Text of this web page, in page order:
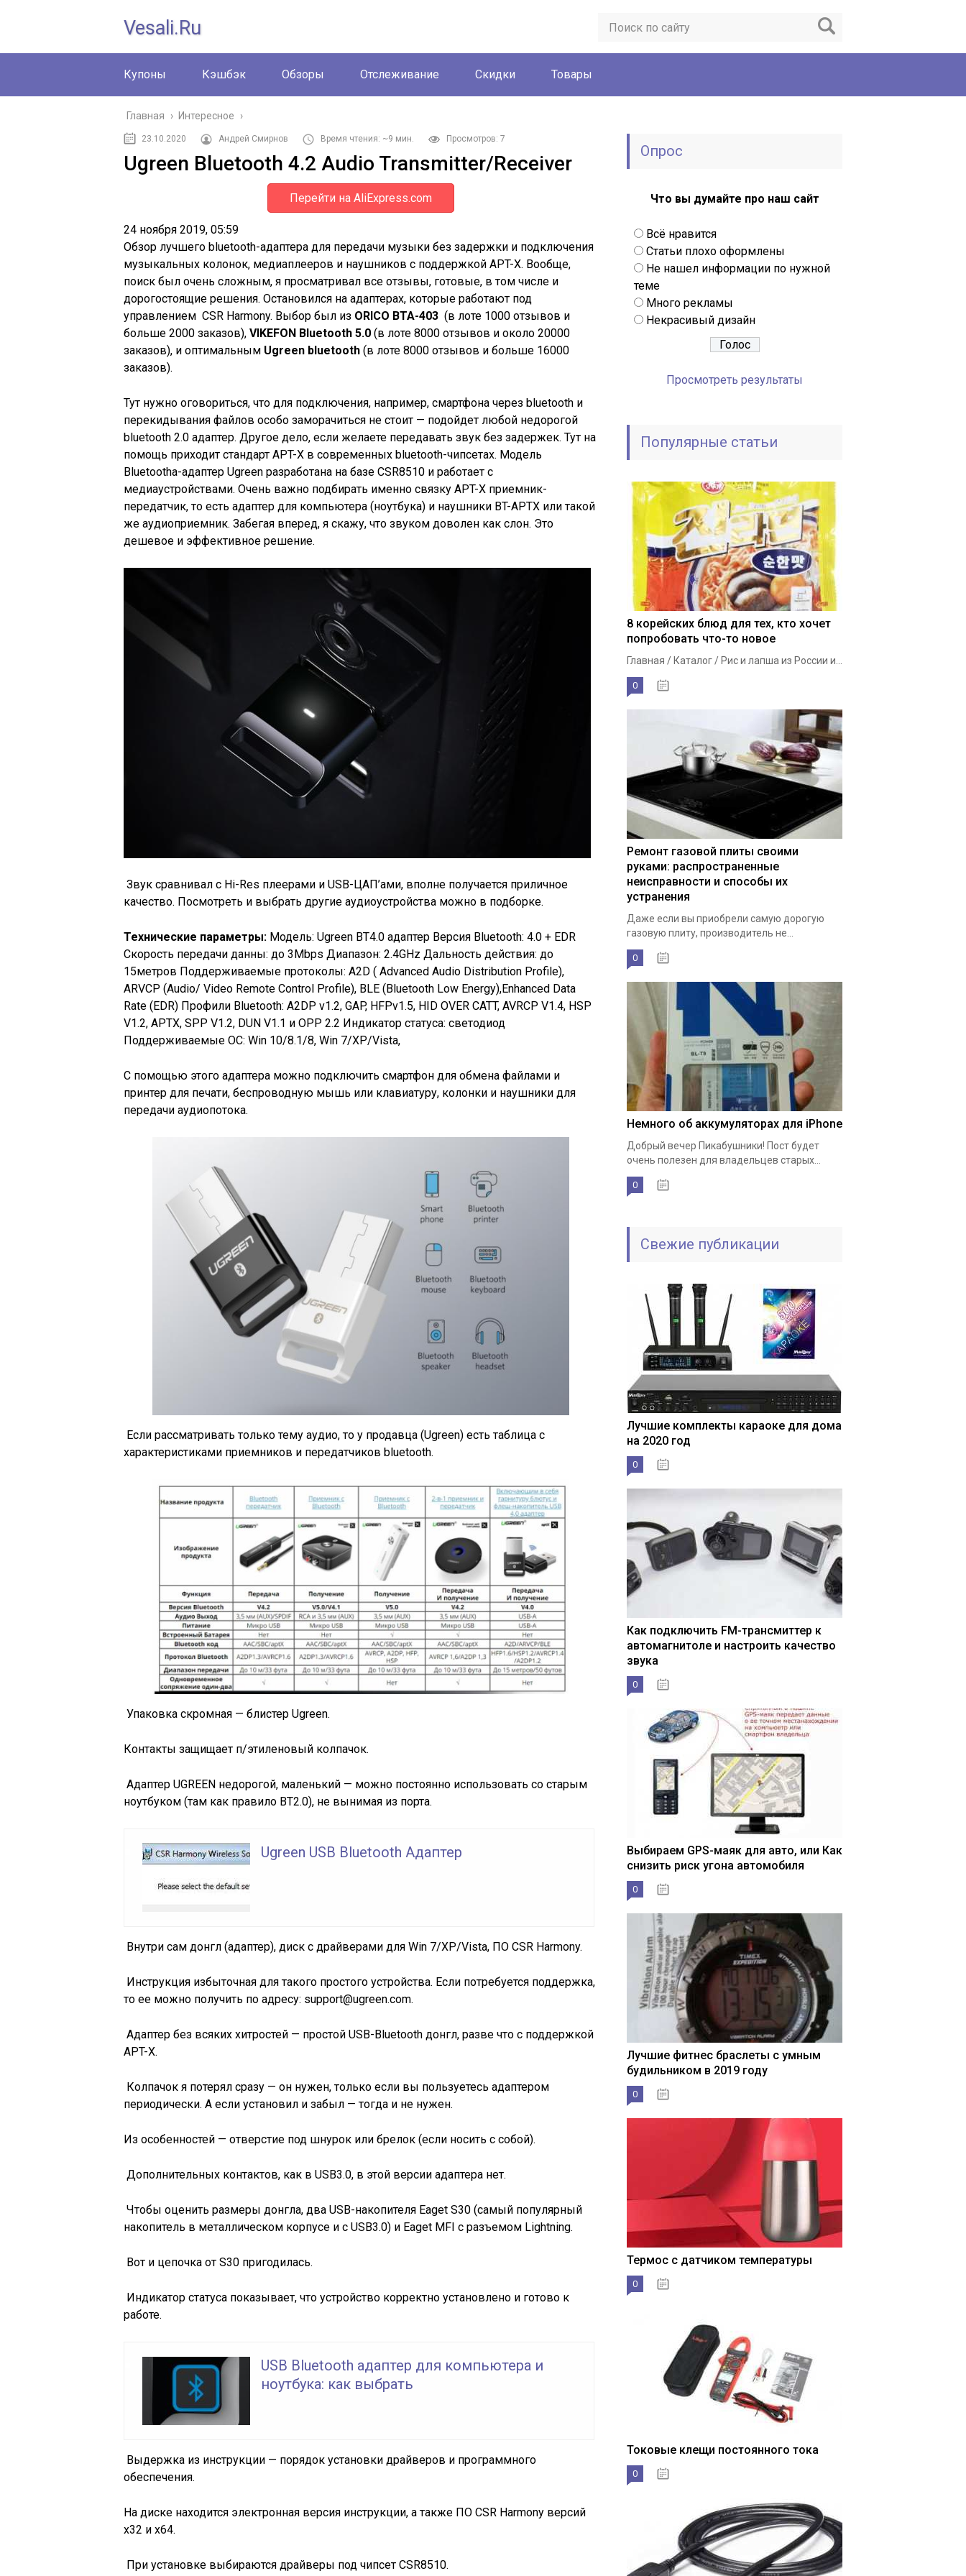
Vesali.ru
Купоны Кэшбэк Обзоры Отслеживание Скидки Товары
Главная › Интересное ›
23.10.2020 Андрей Смирнов Время чтения: ~9 мин. Просмотров: 7
Ugreen Bluetooth 4.2 Audio Transmitter/Receiver
Перейти на AliExpress.com
24 ноября 2019, 05:59
Обзор лучшего bluetooth-адаптера для передачи музыки без задержки и подключения
музыкальных колонок, медиаплееров и наушников с поддержкой APT-X. Вообще,
поиск был очень сложным, я просматривал все отзывы, готовые, в том числе и
дорогостоящие решения. Остановился на адаптерах, которые работают под
управлением CSR Harmony. Выбор был из ORICO BTA-403 (в лоте 1000 отзывов и
больше 2000 заказов), VIKEFON Bluetooth 5.0 (в лоте 8000 отзывов и около 20000
заказов), и оптимальным Ugreen bluetooth (в лоте 8000 отзывов и больше 16000
заказов).
Тут нужно оговориться, что для подключения, например, смартфона через bluetooth и
перекидывания файлов особо заморачиться не стоит — подойдет любой недорогой
bluetooth 2.0 адаптер. Другое дело, если желаете передавать звук без задержек. Тут на
помощь приходит стандарт APT-X в современных bluetooth-чипсетах. Модель
Bluetoothа-адаптер Ugreen разработана на базе CSR8510 и работает с
медиаустройствами. Очень важно подбирать именно связку APT-X приемник-
передатчик, то есть адаптер для компьютера (ноутбука) и наушники BT-APTX или такой
же аудиоприемник. Забегая вперед, я скажу, что звуком доволен как слон. Это
дешевое и эффективное решение.
Звук сравнивал с Hi-Res плеерами и USB-ЦАП’ами, вполне получается приличное
качество. Посмотреть и выбрать другие аудиоустройства можно в подборке.
Технические параметры: Модель: Ugreen BT4.0 адаптер Версия Bluetooth: 4.0 + EDR
Скорость передачи данны: до 3Mbps Диапазон: 2.4GHz Дальность действия: до
15метров Поддерживаемые протоколы: A2D ( Advanced Audio Distribution Profile),
ARVCP (Audio/ Video Remote Control Profile), BLE (Bluetooth Low Energy),Enhanced Data
Rate (EDR) Профили Bluetooth: A2DP v1.2, GAP, HFPv1.5, HID OVER CATT, AVRCP V1.4, HSP
V1.2, APTX, SPP V1.2, DUN V1.1 и OPP 2.2 Индикатор статуса: светодиод
Поддерживаемые ОС: Win 10/8.1/8, Win 7/XP/Vista,
С помощью этого адаптера можно подключить смартфон для обмена файлами и
принтер для печати, беспроводную мышь или клавиатуру, колонки и наушники для
передачи аудиопотока.
Если рассматривать только тему аудио, то у продавца (Ugreen) есть таблица с
характеристиками приемников и передатчиков bluetooth.
Упаковка скромная — блистер Ugreen.
Контакты защищает п/этиленовый колпачок.
Адаптер UGREEN недорогой, маленький — можно постоянно использовать со старым
ноутбуком (там как правило BT2.0), не вынимая из порта.
Ugreen USB Bluetooth Адаптер
Внутри сам донгл (адаптер), диск с драйверами для Win 7/XP/Vista, ПО CSR Harmony.
Инструкция избыточная для такого простого устройства. Если потребуется поддержка,
то ее можно получить по адресу: support@ugreen.com.
Адаптер без всяких хитростей — простой USB-Bluetooth донгл, разве что с поддержкой
APT-X.
Колпачок я потерял сразу — он нужен, только если вы пользуетесь адаптером
периодически. А если установил и забыл — тогда и не нужен.
Из особенностей — отверстие под шнурок или брелок (если носить с собой).
Дополнительных контактов, как в USB3.0, в этой версии адаптера нет.
Чтобы оценить размеры донгла, два USB-накопителя Eaget S30 (самый популярный
накопитель в металлическом корпусе и с USB3.0) и Eaget MFI с разъемом Lightning.
Вот и цепочка от S30 пригодилась.
Индикатор статуса показывает, что устройство корректно установлено и готово к
работе.
USB Bluetooth адаптер для компьютера и
ноутбука: как выбрать
Выдержка из инструкции — порядок установки драйверов и программного
обеспечения.
На диске находится электронная версия инструкции, а также ПО CSR Harmony версий
х32 и х64.
При установке выбираются драйверы под чипсет CSR8510.
Опрос
Что вы думайте про наш сайт
Всё нравится
Статьи плохо оформлены
Не нашел информации по нужной
теме
Много рекламы
Некрасивый дизайн
Просмотреть результаты
Популярные статьи
8 корейских блюд для тех, кто хочет
попробовать что-то новое
Главная / Каталог / Рис и лапша из России и...
0
Ремонт газовой плиты своими
руками: распространенные
неисправности и способы их
устранения
Даже если вы приобрели самую дорогую
газовую плиту, производитель не...
0
Немного об аккумуляторах для iPhone
Добрый вечер Пикабушники! Пост будет
очень полезен для владельцев старых...
0
Свежие публикации
Лучшие комплекты караоке для дома
на 2020 год
0
Как подключить FM-трансмиттер к
автомагнитоле и настроить качество
звука
0
Выбираем GPS-маяк для авто, или Как
снизить риск угона автомобиля
0
Лучшие фитнес браслеты с умным
будильником в 2019 году
0
Термос с датчиком температуры
0
Токовые клещи постоянного тока
0